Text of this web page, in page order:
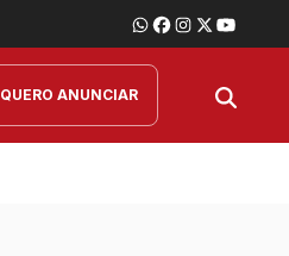
QUERO ANUNCIAR